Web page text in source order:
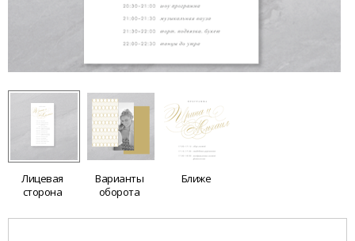
Лицевая
сторона
Варианты
оборота
Ближе